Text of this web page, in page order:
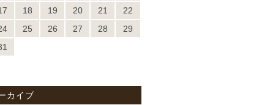
18 19 20 21
22
25 26 27 28
29
カイブ